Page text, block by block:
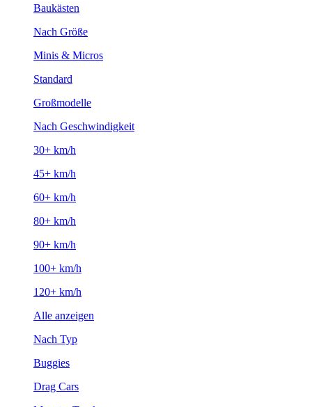
Baukästen
Nach Größe
Minis & Micros
Standard
Großmodelle
Nach Geschwindigkeit
30+ km/h
45+ km/h
60+ km/h
80+ km/h
90+ km/h
100+ km/h
120+ km/h
Alle anzeigen
Nach Typ
Buggies
Drag Cars